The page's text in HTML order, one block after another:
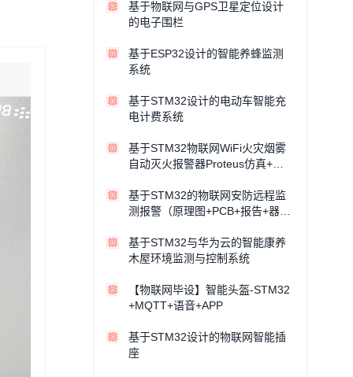
基于物联网与GPS卫星定位设计
的电子围栏
基于ESP32设计的智能养蜂监测
系统
基于STM32设计的电动车智能充
电计费系统
基于STM32物联网WiFi火灾烟雾
自动灭火报警器Proteus仿真+代
基于STM32的物联网安防远程监
测报警（原理图+PCB+报告+器件
基于STM32与华为云的智能康养
木屋环境监测与控制系统
【物联网毕设】智能头盔-STM32
+MQTT+语音+APP
基于STM32设计的物联网智能插
座